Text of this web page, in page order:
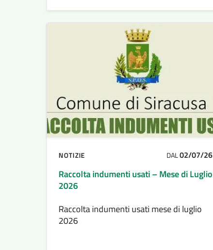
NOTIZIE DAL02/07/26
Raccolta indumenti usati – Mese di Luglio
2026
Raccolta indumenti usati mese di luglio
2026